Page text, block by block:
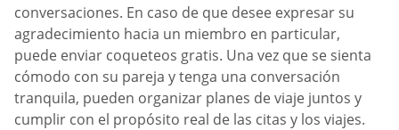
conversaciones. En caso de que desee expresar su
agradecimiento hacia un miembro en particular,
puede enviar coqueteos gratis. Una vez que se sienta
cómodo con su pareja y tenga una conversación
tranquila, pueden organizar planes de viaje juntos y
cumplir con el propósito real de las citas y los viajes.